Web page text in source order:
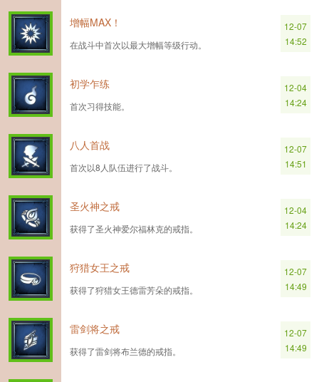
增幅MAX！
在战斗中首次以最大增幅等级行动。
12-07
14:52
初学乍练
首次习得技能。
12-04
14:24
八人首战
首次以8人队伍进行了战斗。
12-07
14:51
圣火神之戒
获得了圣火神爱尔福林克的戒指。
12-04
14:24
狩猎女王之戒
获得了狩猎女王德雷芳朵的戒指。
12-07
14:49
雷剑将之戒
获得了雷剑将布兰德的戒指。
12-07
14:49